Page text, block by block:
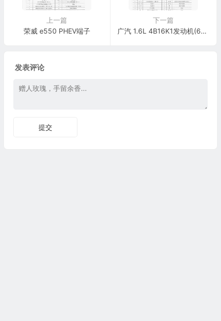
上一篇
荣威 e550 PHEV端子
下一篇
广汽 1.6L 4B16K1发动机(64针+48针)端子
发表评论